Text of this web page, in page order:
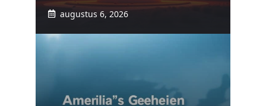
augustus 6, 2026